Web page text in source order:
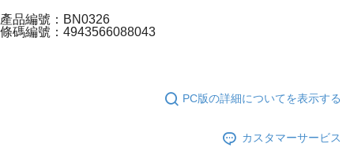
付款後全家取貨
配送毎にNT$65、NT$1,000以上で送料無料
產品編號：BN0326
條碼編號：4943566088043
PC版の詳細についてを表示する
カスタマーサービス